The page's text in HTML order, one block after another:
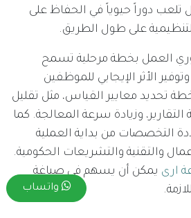
تلعب دوراً حيوياً في الحفاظ على
على طول الطريق.
العمل بخطة مرحلية تسمح
الأثر الإيجابي للموظفين
تحديد معايير القياس، مثل تقليل
وزيادة سرعة المعالجة. كما
التخصصات من بداية العملية
والتقنية والتشريعات الحكومية.
ارى يمكن أن يسهم في صياغة
واتساب